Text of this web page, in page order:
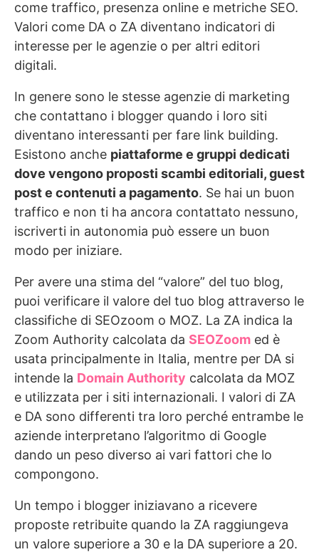
come traffico, presenza online e metriche SEO.
Valori come DA o ZA diventano indicatori di
interesse per le agenzie o per altri editori
digitali.
In genere sono le stesse agenzie di marketing
che contattano i blogger quando i loro siti
diventano interessanti per fare link building.
Esistono anche piattaforme e gruppi dedicati
dove vengono proposti scambi editoriali, guest
post e contenuti a pagamento. Se hai un buon
traffico e non ti ha ancora contattato nessuno,
iscriverti in autonomia può essere un buon
modo per iniziare.
Per avere una stima del “valore” del tuo blog,
puoi verificare il valore del tuo blog attraverso le
classifiche di SEOzoom o MOZ. La ZA indica la
Zoom Authority calcolata da SEOZoom ed è
usata principalmente in Italia, mentre per DA si
intende la Domain Authority calcolata da MOZ
e utilizzata per i siti internazionali. I valori di ZA
e DA sono differenti tra loro perché entrambe le
aziende interpretano l’algoritmo di Google
dando un peso diverso ai vari fattori che lo
compongono.
Un tempo i blogger iniziavano a ricevere
proposte retribuite quando la ZA raggiungeva
un valore superiore a 30 e la DA superiore a 20.